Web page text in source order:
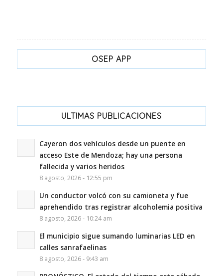
OSEP APP
ULTIMAS PUBLICACIONES
Cayeron dos vehículos desde un puente en
acceso Este de Mendoza; hay una persona
fallecida y varios heridos
8 agosto, 2026 - 12:55 pm
Un conductor volcó con su camioneta y fue
aprehendido tras registrar alcoholemia positiva
8 agosto, 2026 - 10:24 am
El municipio sigue sumando luminarias LED en
calles sanrafaelinas
8 agosto, 2026 - 9:43 am